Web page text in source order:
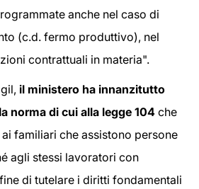
anche nel caso di
(c.d. fermo produttivo), nel
contrattuali in materia".
il ministero ha innanzitutto
norma di cui alla legge 104 che
familiari che assistono persone
agli stessi lavoratori con
di tutelare i diritti fondamentali